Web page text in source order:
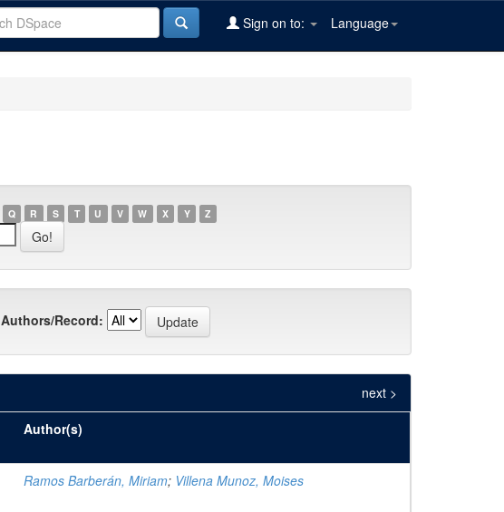
Language
Sign on to:
Q R S T U V W X Y Z
Authors/Record:
next >
Author(s)
Ramos Barberán, Miriam; Villena Munoz, Moises